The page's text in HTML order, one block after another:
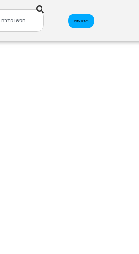
אינדקס עסקים